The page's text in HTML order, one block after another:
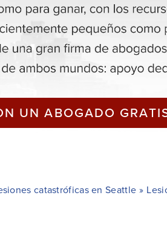
UN ABOGADO
catastróficas en Seattle »